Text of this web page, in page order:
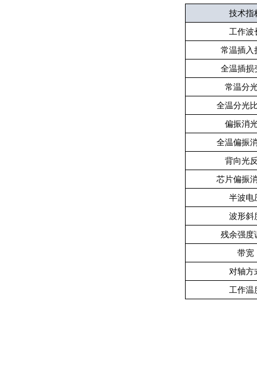
技术指
工作波
常温插入
全温插损
常温分
全温分光
偏振消
全温偏振
背向光
芯片偏振
半波电
波形斜
残余强度
带宽
对轴方
工作温